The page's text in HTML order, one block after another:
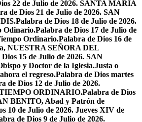
22 de Julio de 2026. SANTA MARÍA
de Dios 21 de Julio de 2026. SAN
Palabra de Dios 18 de Julio de 2026.
Odinario.Palabra de Dios 17 de Julio de
Ordinario.Palabra de Dios 16 de
NUESTRA SEÑORA DEL
15 de Julio de 2026. SAN
y Doctor de la Iglesia.Justa o
el regreso.Palabra de Dios martes
de Dios 12 de Julio de 2026.
ORDINARIO.Palabra de Dios
BENITO, Abad y Patrón de
10 de Julio de 2026. Jueves XIV de
de Dios 9 de Julio de 2026.